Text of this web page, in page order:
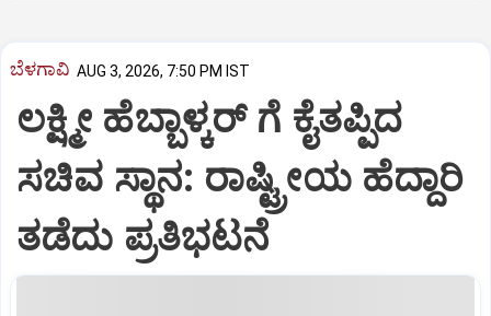
ಬೆಳಗಾವಿ AUG 3, 2026, 7:50 PM IST
ಲಕ್ಷ್ಮೀ ಹೆಬ್ಬಾಳ್ಕರ್ ಗೆ ಕೈತಪ್ಪಿದ
ಸಚಿವ ಸ್ಥಾನ: ರಾಷ್ಟ್ರೀಯ ಹೆದ್ದಾರಿ
ತಡೆದು ಪ್ರತಿಭಟನೆ